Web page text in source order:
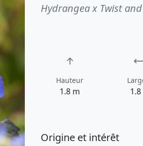
Hydrangea x Twist
Hauteur
1.8 m
Origine et intérêt